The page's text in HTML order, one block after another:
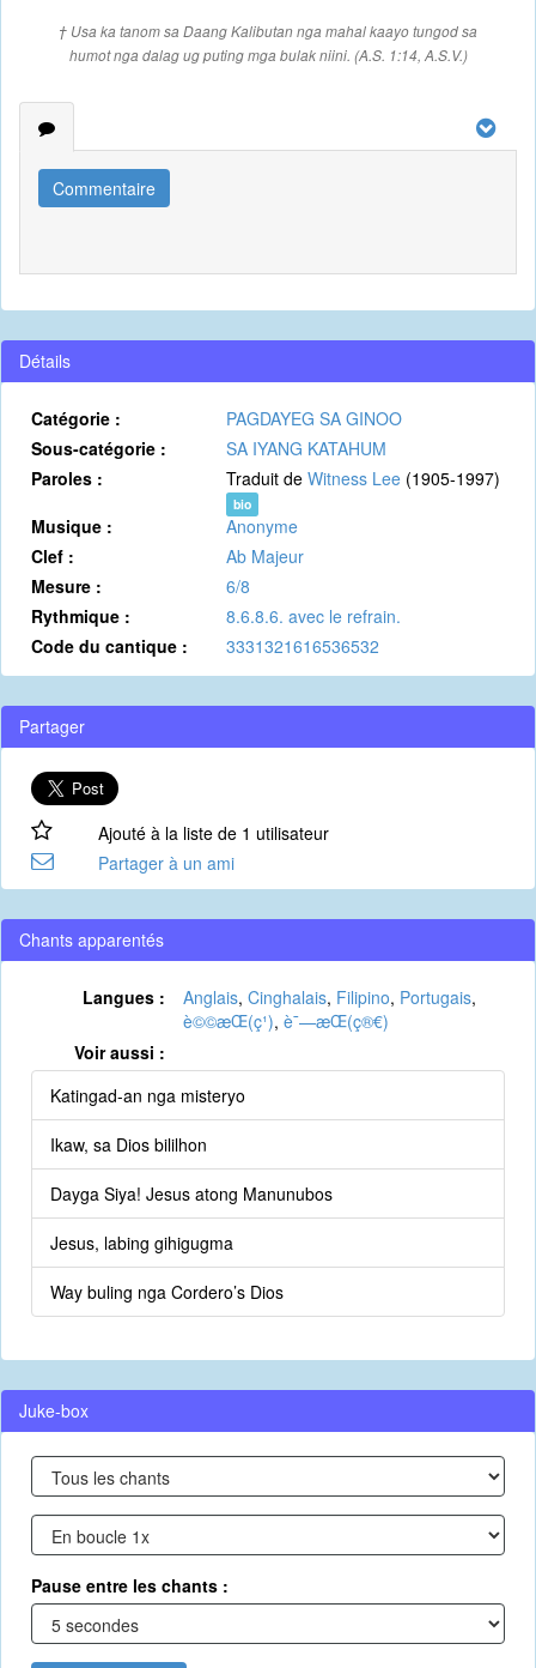
† Usa ka tanom sa Daang Kalibutan nga mahal kaayo tungod sa
humot nga dalag ug puting mga bulak niini. (A.S. 1:14, A.S.V.)
Commentaire
Détails
Catégorie :
PAGDAYEG SA GINOO
Sous-catégorie :
SA IYANG KATAHUM
Paroles :
Traduit de Witness Lee (1905-1997)
bio
Musique :
Anonyme
Clef :
Ab Majeur
Mesure :
6/8
Rythmique :
8.6.8.6. avec le refrain.
Code du cantique :
3331321616536532
Partager
Ajouté à la liste de 1 utilisateur
Partager à un ami
Chants apparentés
Langues : Anglais, Cinghalais, Filipino, Portugais,
è©©æ­Œ(ç¹), è¯—æ­Œ(ç®€)
Voir aussi :
Katingad-an nga misteryo
Ikaw, sa Dios bililhon
Dayga Siya! Jesus atong Manunubos
Jesus, labing gihigugma
Way buling nga Cordero’s Dios
Juke-box
Pause entre les chants :